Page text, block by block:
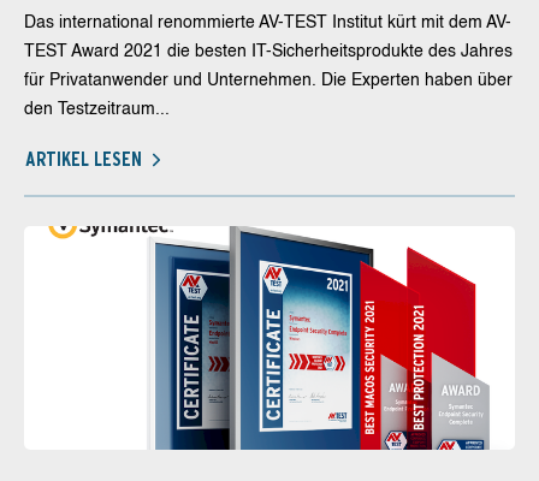
Das international renommierte AV-TEST Institut kürt mit dem AV-
TEST Award 2021 die besten IT-Sicherheitsprodukte des Jahres
für Privatanwender und Unternehmen. Die Experten haben über
den Testzeitraum...
ARTIKEL LESEN